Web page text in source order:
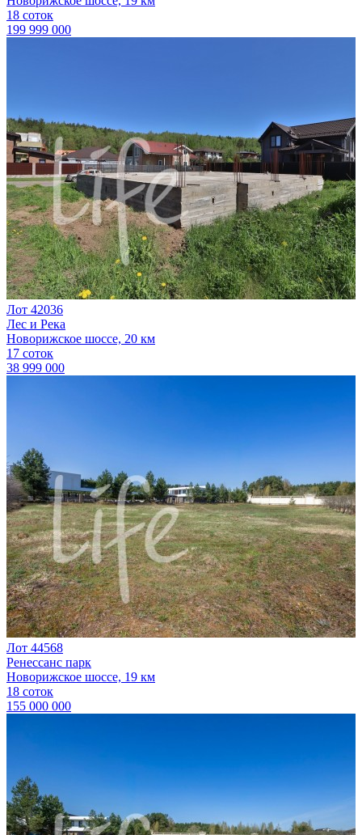
18 соток
199 999 000
Лот 42036
Лес и Река
Новорижское шоссе, 20 км
17 соток
38 999 000
Лот 44568
Ренессанс парк
Новорижское шоссе, 19 км
18 соток
155 000 000